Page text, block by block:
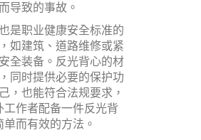
导致的事故。
是职业健康安全标准的
如建筑、道路维修或紧
全装备。反光背心的材
同时提供必要的保护功
，也能符合法规要求，
作者配备一件反光背
而有效的方法。